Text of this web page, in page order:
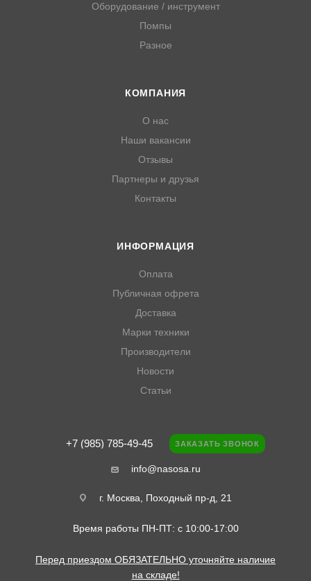
Оборудование / инструмент
Помпы
Разное
КОМПАНИЯ
О нас
Наши вакансии
Отзывы
Партнеры и друзья
Контакты
ИНФОРМАЦИЯ
Оплата
Публичная офрета
Доставка
Марки техники
Производители
Новости
Статьи
+7 (985) 785-49-45 ЗАКАЗАТЬ ЗВОНОК
info@nasosa.ru
г. Москва, Походный пр-д, 21
Время работы ПН-ПТ: с 10:00-17:00
Перед приездом ОБЯЗАТЕЛЬНО уточняйте наличие
на складе!